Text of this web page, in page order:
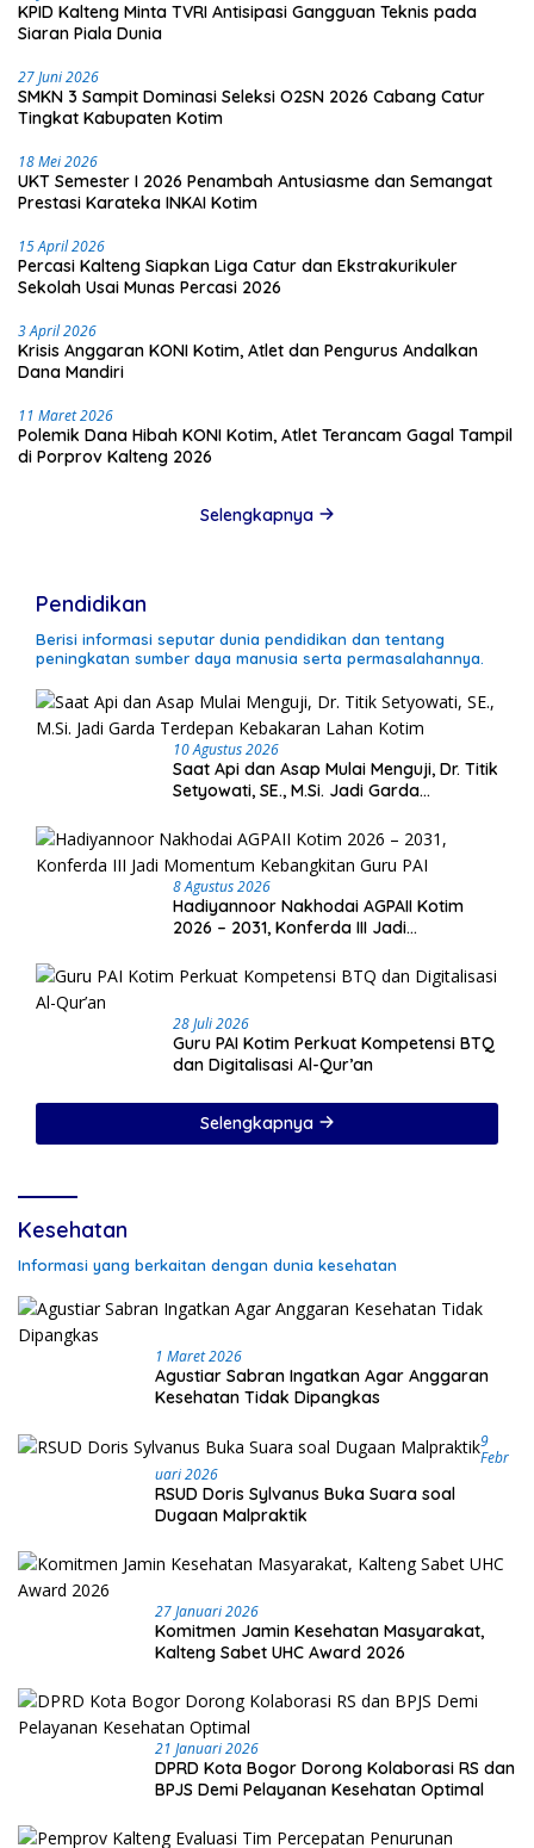
KPID Kalteng Minta TVRI Antisipasi Gangguan Teknis pada
Siaran Piala Dunia
27 Juni 2026
SMKN 3 Sampit Dominasi Seleksi O2SN 2026 Cabang Catur
Tingkat Kabupaten Kotim
18 Mei 2026
UKT Semester I 2026 Penambah Antusiasme dan Semangat
Prestasi Karateka INKAI Kotim
15 April 2026
Percasi Kalteng Siapkan Liga Catur dan Ekstrakurikuler
Sekolah Usai Munas Percasi 2026
3 April 2026
Krisis Anggaran KONI Kotim, Atlet dan Pengurus Andalkan
Dana Mandiri
11 Maret 2026
Polemik Dana Hibah KONI Kotim, Atlet Terancam Gagal Tampil
di Porprov Kalteng 2026
Selengkapnya
Pendidikan
Berisi informasi seputar dunia pendidikan dan tentang
peningkatan sumber daya manusia serta permasalahannya.
10 Agustus 2026
Saat Api dan Asap Mulai Menguji, Dr. Titik
Setyowati, SE., M.Si. Jadi Garda
8 Agustus 2026
Hadiyannoor Nakhodai AGPAII Kotim
2026 – 2031, Konferda III Jadi
28 Juli 2026
Guru PAI Kotim Perkuat Kompetensi BTQ
dan Digitalisasi Al-Qur’an
Selengkapnya
Kesehatan
Informasi yang berkaitan dengan dunia kesehatan
1 Maret 2026
Agustiar Sabran Ingatkan Agar Anggaran
Kesehatan Tidak Dipangkas
9
Febr
Uari 2026
RSUD Doris Sylvanus Buka Suara soal
Dugaan Malpraktik
27 Januari 2026
Komitmen Jamin Kesehatan Masyarakat,
Kalteng Sabet UHC Award 2026
21 Januari 2026
DPRD Kota Bogor Dorong Kolaborasi RS dan
BPJS Demi Pelayanan Kesehatan Optimal